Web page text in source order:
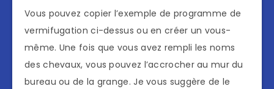
Vous pouvez copier l’exemple de programme de
vermifugation ci-dessus ou en créer un vous-
même. Une fois que vous avez rempli les noms
des chevaux, vous pouvez l’accrocher au mur du
bureau ou de la grange. Je vous suggère de le